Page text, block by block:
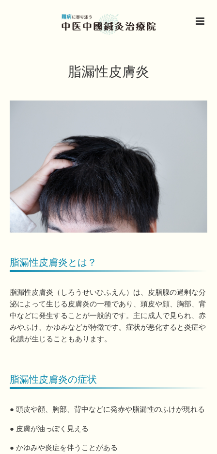
脂漏性皮膚炎
脂漏性皮膚炎とは？
脂漏性皮膚炎（しろうせいひふえん）は、皮脂腺の過剰な分
泌によって生じる皮膚炎の一種であり、頭皮や顔、胸部、背
中などに発生することが一般的です。主に成人で見られ、赤
みやふけ、かゆみなどが特徴です。症状が悪化すると炎症や
化膿が生じることもあります。
脂漏性皮膚炎の症状
● 頭皮や顔、胸部、背中などに発赤や脂漏性のふけが現れる
● 皮膚が油っぽく見える
● かゆみや炎症を伴うことがある